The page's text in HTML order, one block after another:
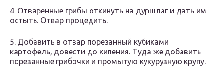
4. Отваренные грибы откинуть на дуршлаг и дать им
остыть. Отвар процедить.
5. Добавить в отвар порезанный кубиками
картофель, довести до кипения. Туда же добавить
порезанные грибочки и промытую кукурузную крупу.